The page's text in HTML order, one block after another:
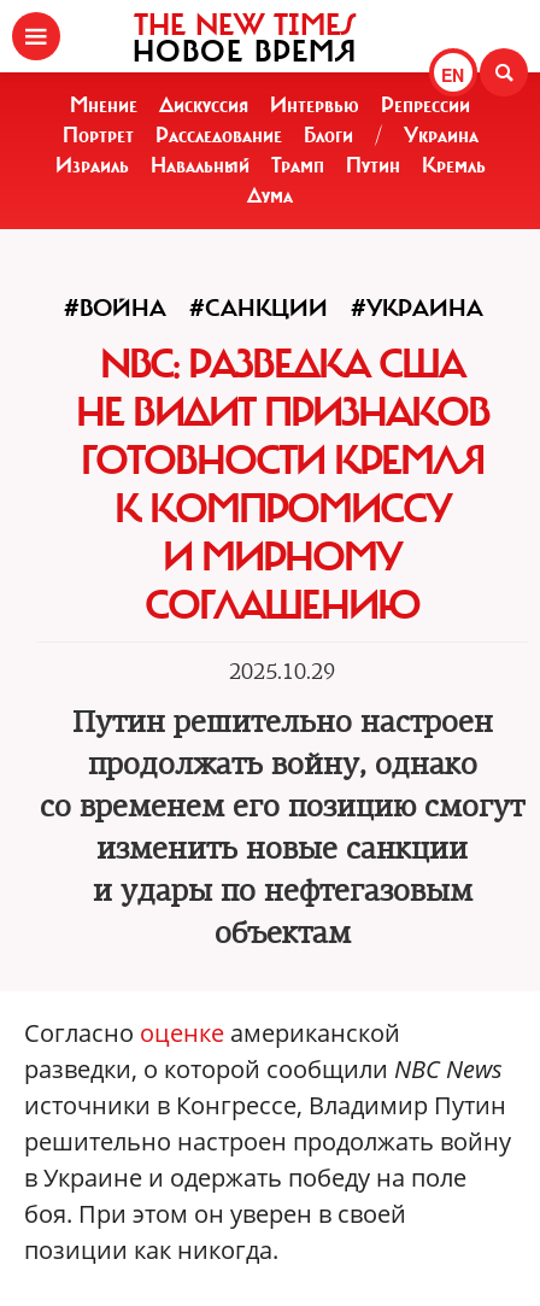
EN
THE NEW TIMES
НОВОЕ ВРЕМЯ
Мнение Дискуссия Интервью
Репрессии
Портрет
Расследование Блоги /
Украина
Израиль
Навальный Трамп Путин
Кремль
Дума
#ВОЙНА #САНКЦИИ #УКРАИНА
NBC: РАЗВЕДКА США
НЕ ВИДИТ ПРИЗНАКОВ
ГОТОВНОСТИ КРЕМЛЯ
К КОМПРОМИССУ
И МИРНОМУ
СОГЛАШЕНИЮ
2025.10.29
Путин решительно настроен
продолжать войну, однако
со временем его позицию смогут
изменить новые санкции
и удары по нефтегазовым
объектам
Согласно оценке американской
разведки, о которой сообщили NBC News
источники в Конгрессе, Владимир Путин
решительно настроен продолжать войну
в Украине и одержать победу на поле
боя. При этом он уверен в своей
позиции как никогда.